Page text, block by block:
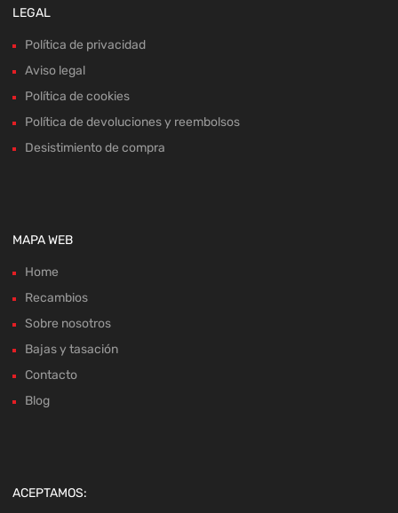
LEGAL
Política de privacidad
Aviso legal
Política de cookies
Política de devoluciones y reembolsos
Desistimiento de compra
MAPA WEB
Home
Recambios
Sobre nosotros
Bajas y tasación
Contacto
Blog
ACEPTAMOS: